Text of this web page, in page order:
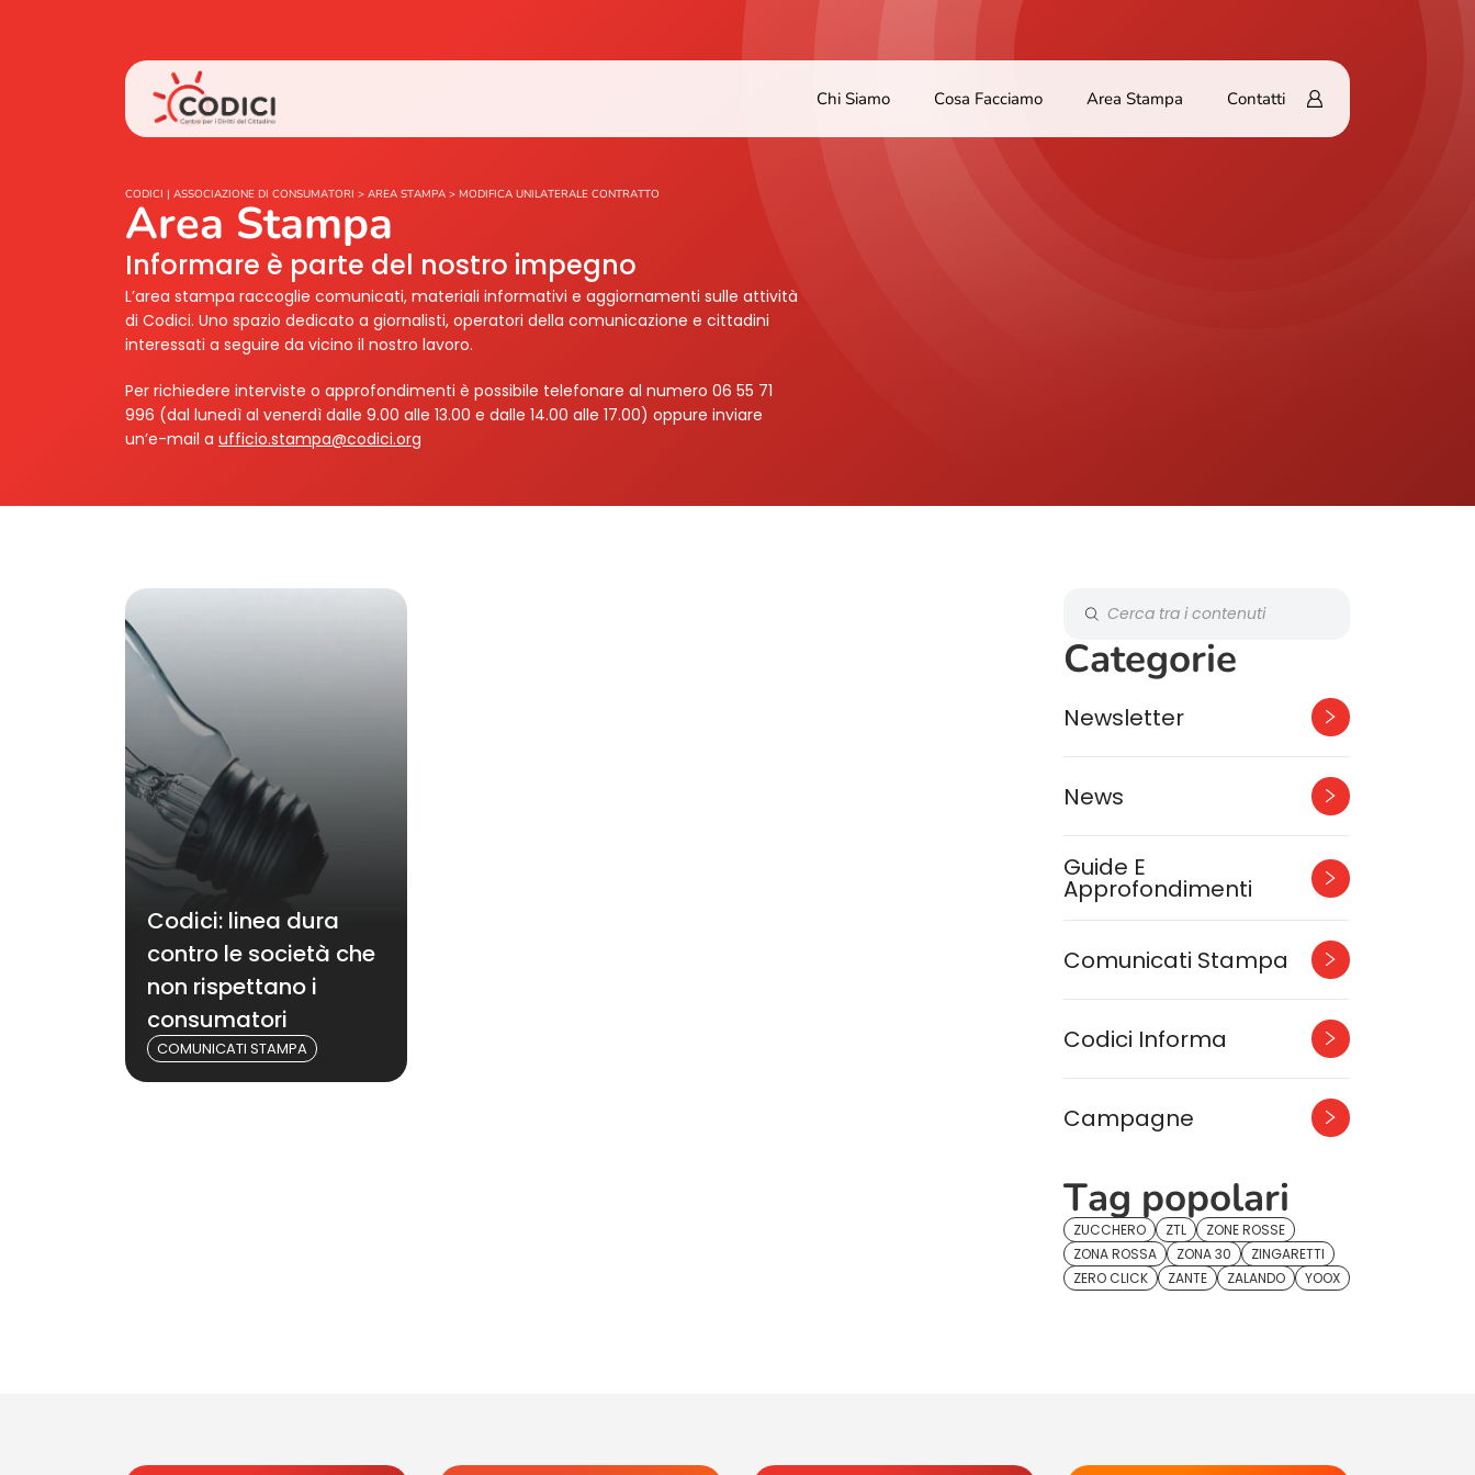
Chi Siamo Cosa Facciamo Area Stampa Contatti
CODICI | ASSOCIAZIONE DI CONSUMATORI > AREA STAMPA > MODIFICA UNILATERALE CONTRATTO
Area Stampa
Informare è parte del nostro impegno
L’area stampa raccoglie comunicati, materiali informativi e aggiornamenti sulle attività
di Codici. Uno spazio dedicato a giornalisti, operatori della comunicazione e cittadini
interessati a seguire da vicino il nostro lavoro.
Per richiedere interviste o approfondimenti è possibile telefonare al numero 06 55 71
996 (dal lunedì al venerdì dalle 9.00 alle 13.00 e dalle 14.00 alle 17.00) oppure inviare
un’e-mail a ufficio.stampa@codici.org
Codici: linea dura
contro le società che
non rispettano i
consumatori
COMUNICATI STAMPA
Categorie
Newsletter
News
Guide E
Approfondimenti
Comunicati Stampa
Codici Informa
Campagne
Tag popolari
ZUCCHERO ZTL
ZONE ROSSE
ZONA ROSSA
ZONA 30
ZINGARETTI
ZERO CLICK
ZANTE ZALANDO YOOX